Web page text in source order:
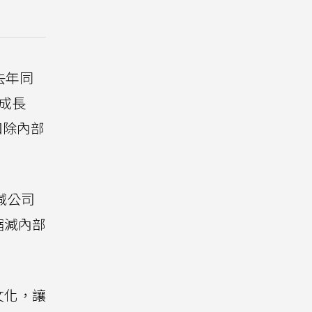
年同
長
內部
公司
內部
，讓